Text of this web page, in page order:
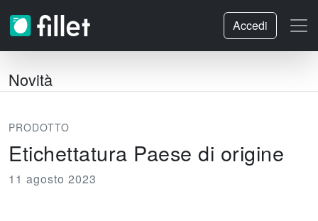
Accedi
Novità
PRODOTTO
Etichettatura Paese di origine
11 agosto 2023